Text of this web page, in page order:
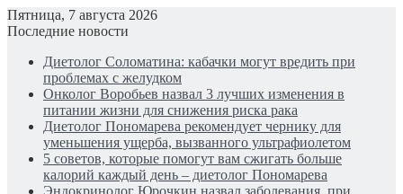
Пятница, 7 августа 2026
Последние новости
Диетолог Соломатина: кабачки могут вредить при
проблемах с желудком
Онколог Воробьев назвал 3 лучших изменения в
питании жизни для снижения риска рака
Диетолог Пономарева рекомендует чернику для
уменьшения ущерба, вызванного ультрафиолетом
5 советов, которые помогут вам сжигать больше
калорий каждый день – диетолог Пономарева
Эндокринолог Юрочкин назвал заболевания, при